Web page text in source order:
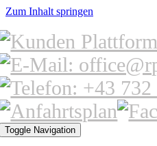
Zum Inhalt springen
Toggle Navigation